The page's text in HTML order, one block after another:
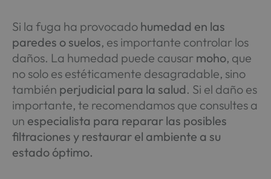
Si la fuga ha provocado humedad en las
paredes o suelos, es importante controlar los
daños. La humedad puede causar moho, que
no solo es estéticamente desagradable, sino
también perjudicial para la salud. Si el daño es
importante, te recomendamos que consultes a
un especialista para reparar las posibles
filtraciones y restaurar el ambiente a su
estado óptimo.